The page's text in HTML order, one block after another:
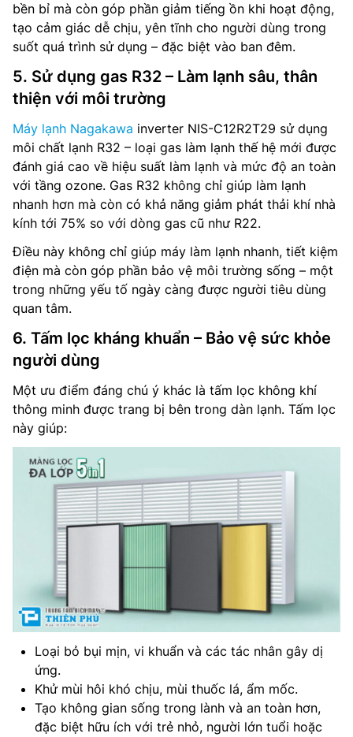
bền bỉ mà còn góp phần giảm tiếng ồn khi hoạt động,
tạo cảm giác dễ chịu, yên tĩnh cho người dùng trong
suốt quá trình sử dụng – đặc biệt vào ban đêm.
5. Sử dụng gas R32 – Làm lạnh sâu, thân
thiện với môi trường
Máy lạnh Nagakawa inverter NIS-C12R2T29 sử dụng
môi chất lạnh R32 – loại gas làm lạnh thế hệ mới được
đánh giá cao về hiệu suất làm lạnh và mức độ an toàn
với tầng ozone. Gas R32 không chỉ giúp làm lạnh
nhanh hơn mà còn có khả năng giảm phát thải khí nhà
kính tới 75% so với dòng gas cũ như R22.
Điều này không chỉ giúp máy làm lạnh nhanh, tiết kiệm
điện mà còn góp phần bảo vệ môi trường sống – một
trong những yếu tố ngày càng được người tiêu dùng
quan tâm.
6. Tấm lọc kháng khuẩn – Bảo vệ sức khỏe
người dùng
Một ưu điểm đáng chú ý khác là tấm lọc không khí
thông minh được trang bị bên trong dàn lạnh. Tấm lọc
này giúp:
Loại bỏ bụi mịn, vi khuẩn và các tác nhân gây dị
ứng.
Khử mùi hôi khó chịu, mùi thuốc lá, ẩm mốc.
Tạo không gian sống trong lành và an toàn hơn,
đặc biệt hữu ích với trẻ nhỏ, người lớn tuổi hoặc